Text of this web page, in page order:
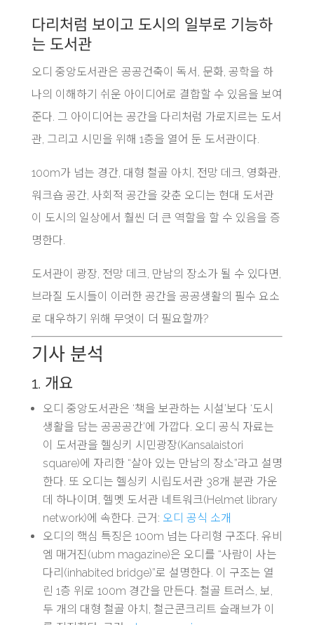
다리처럼 보이고 도시의 일부로 기능하
는 도서관
오디 중앙도서관은 공공건축이 독서, 문화, 공학을 하
나의 이해하기 쉬운 아이디어로 결합할 수 있음을 보여
준다. 그 아이디어는 공간을 다리처럼 가로지르는 도서
관, 그리고 시민을 위해 1층을 열어 둔 도서관이다.
100m가 넘는 경간, 대형 철골 아치, 전망 데크, 영화관,
워크숍 공간, 사회적 공간을 갖춘 오디는 현대 도서관
이 도시의 일상에서 훨씬 더 큰 역할을 할 수 있음을 증
명한다.
도서관이 광장, 전망 데크, 만남의 장소가 될 수 있다면,
브라질 도시들이 이러한 공간을 공공생활의 필수 요소
로 대우하기 위해 무엇이 더 필요할까?
기사 분석
1. 개요
오디 중앙도서관은 ‘책을 보관하는 시설’보다 ‘도시
생활을 담는 공공공간’에 가깝다. 오디 공식 자료는
이 도서관을 헬싱키 시민광장(Kansalaistori
square)에 자리한 “살아 있는 만남의 장소”라고 설명
한다. 또 오디는 헬싱키 시립도서관 38개 분관 가운
데 하나이며, 헬멧 도서관 네트워크(Helmet library
network)에 속한다. 근거: 오디 공식 소개
오디의 핵심 특징은 100m 넘는 다리형 구조다. 유비
엠 매거진(ubm magazine)은 오디를 “사람이 사는
다리(inhabited bridge)”로 설명한다. 이 구조는 열
린 1층 위로 100m 경간을 만든다. 철골 트러스, 보,
두 개의 대형 철골 아치, 철근콘크리트 슬래브가 이